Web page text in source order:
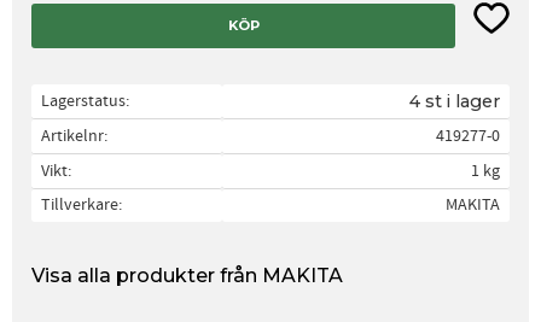
KÖP Lägg
Lagerstatus 4 st i lager
Artikelnr
419277-0
Vikt
1 kg
Tillverkare
MAKITA
Visa alla produkter från MAKITA